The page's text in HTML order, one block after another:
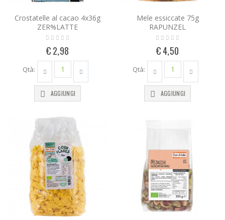
Crostatelle al cacao 4x36g
ZER%LATTE
€ 2,98
Qtà:
AGGIUNGI
Mele essiccate 75g
RAPUNZEL
€ 4,50
Qtà:
AGGIUNGI